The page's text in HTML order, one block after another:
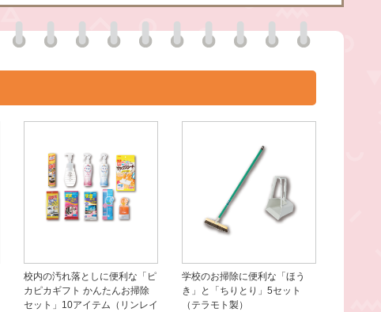
校内の汚れ落としに便利な「ピ
カピカギフト かんたんお掃除
セット」10アイテム（リンレイ
学校のお掃除に便利な「ほう
き」と「ちりとり」5セット
（テラモト製）